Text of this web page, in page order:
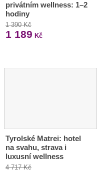
privátním wellness: 1–2
hodiny
1 390 Kč
1 189 Kč
Tyrolské Matrei: hotel
na svahu, strava i
luxusní wellness
4 717 Kč